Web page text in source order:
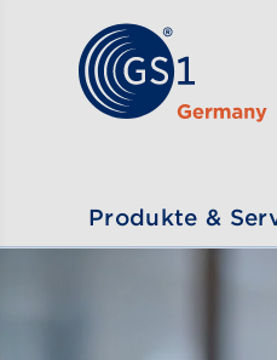
Zum Inhalt gehen
Produkte &